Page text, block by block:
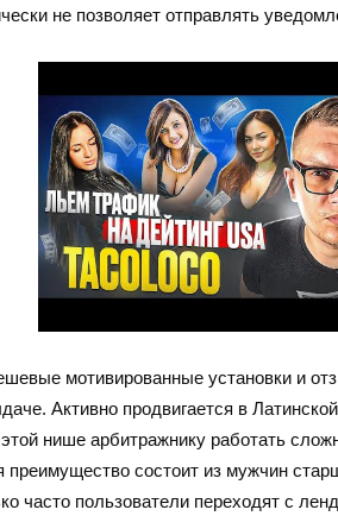
не позволяет отправлять
мотивированные установки и
Активно продвигается в
нише арбитражнику работать
состоит из мужчин
часто пользователи переходят с